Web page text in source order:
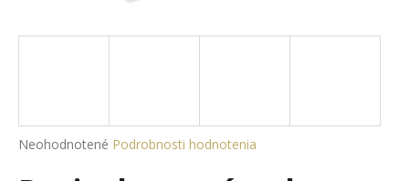
Priemerné
Neohodnotené Podrobnosti hodnotenia
j
?